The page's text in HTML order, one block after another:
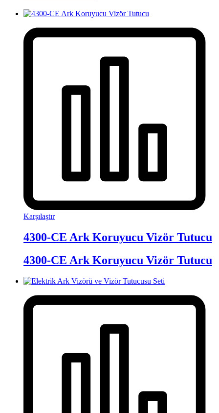
Karşılaştır
4300-CE Ark Koruyucu Vizör Tutucu
4300-CE Ark Koruyucu Vizör Tutucu